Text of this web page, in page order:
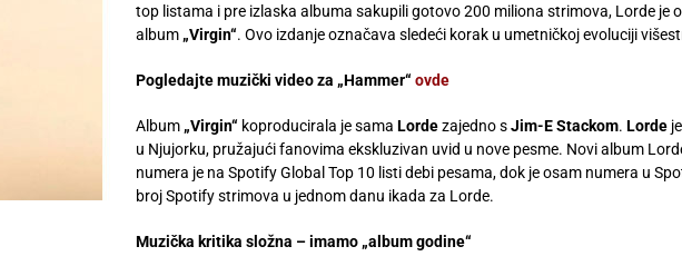
top listama i pre izlaska albuma sakupili gotovo 200 miliona strimova, Lorde je
album „Virgin“. Ovo izdanje označava sledeći korak u umetničkoj evoluciji
Pogledajte muzički video za „Hammer“ ovde
Album „Virgin“ koproducirala je sama Lordezajedno sJim-E Stackom. Lorde
u Njujorku, pružajući fanovima ekskluzivan uvid u nove pesme. Novi album
numera je na Spotify Global Top 10 listi debi pesama, dok je osam numera u
broj Spotify strimova u jednom danu ikada za Lorde.
Muzička kritika složna – imamo „album godine“